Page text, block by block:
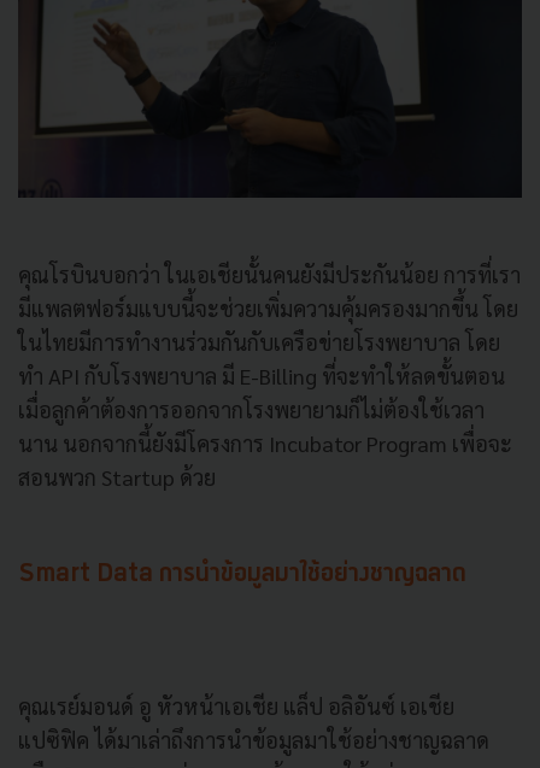
คุณโรบินบอกว่า ในเอเชียนั้นคนยังมีประกันน้อย การที่เรา
มีแพลตฟอร์มแบบนี้จะช่วยเพิ่มความคุ้มครองมากขึ้น โดย
ในไทยมีการทำงานร่วมกันกับเครือข่ายโรงพยาบาล โดย
ทำ API กับโรงพยาบาล มี E-Billing ที่จะทำให้ลดขั้นตอน
เมื่อลูกค้าต้องการออกจากโรงพยายามก็ไม่ต้องใช้เวลา
นาน นอกจากนี้ยังมีโครงการ Incubator Program เพื่อจะ
สอนพวก Startup ด้วย
Smart Data การนำข้อมูลมาใช้อย่างชาญฉลาด
คุณเรย์มอนด์ อู หัวหน้าเอเชีย แล็ป อลิอันซ์ เอเชีย
แปซิฟิค ได้มาเล่าถึงการนำข้อมูลมาใช้อย่างชาญฉลาด